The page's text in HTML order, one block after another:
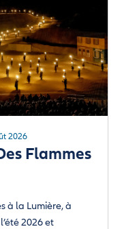
2026
Flammes
à la Lumière, à
2026 et